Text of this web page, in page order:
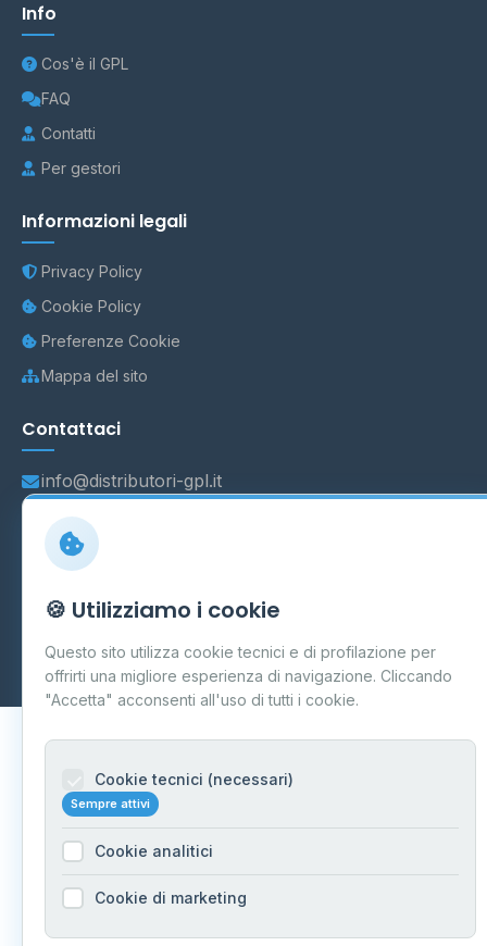
Info
Cos'è il GPL
FAQ
Contatti
Per gestori
Informazioni legali
Privacy Policy
Cookie Policy
Preferenze Cookie
Mappa del sito
Contattaci
info@distributori-gpl.it
Carpi P.IVA 03859300364
Dati forniti daMinistero delle Imprese e del Made in Italy
Aggiornamento quotidiano
🍪 Utilizziamo i cookie
Questo sito utilizza cookie tecnici e di profilazione per
offrirti una migliore esperienza di navigazione. Cliccando
"Accetta" acconsenti all'uso di tutti i cookie.
Cookie tecnici (necessari)
Sempre attivi
Cookie analitici
Cookie di marketing